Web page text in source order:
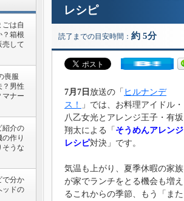
レシピ
読了までの目安時間： 約 5分
7月7日 放送の「 ヒルナンデ
ス！
」では、お料理アイドル・
八乙女光とアレンジ王子・有坂
翔太による「 そうめんアレンジ
レシピ対決」です。
気温も上がり、夏季休暇の家族
が家でランチをとる機会も増え
るこれからの季節、もう「また
ごは自
？箱根
売して
喪服
？男性
マナー
紹介の
作り
そうな
で分か
ッドの